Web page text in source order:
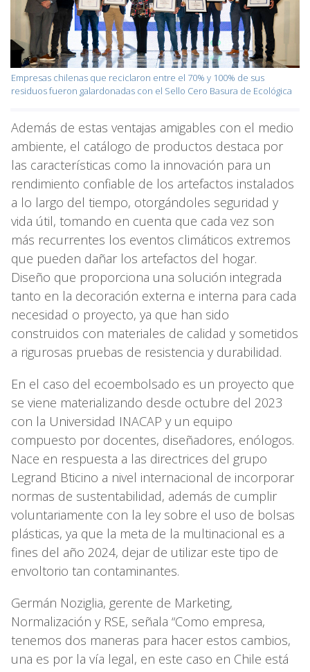
Empresas chilenas que reciclaron entre el 70% y 100% de sus
residuos fueron galardonadas con el Sello Cero Basura de Ecológica
Además de estas ventajas amigables con el medio
ambiente, el catálogo de productos destaca por
las características como la innovación para un
rendimiento confiable de los artefactos instalados
a lo largo del tiempo, otorgándoles seguridad y
vida útil, tomando en cuenta que cada vez son
más recurrentes los eventos climáticos extremos
que pueden dañar los artefactos del hogar.
Diseño que proporciona una solución integrada
tanto en la decoración externa e interna para cada
necesidad o proyecto, ya que han sido
construidos con materiales de calidad y sometidos
a rigurosas pruebas de resistencia y durabilidad.
En el caso del ecoembolsado es un proyecto que
se viene materializando desde octubre del 2023
con la Universidad INACAP y un equipo
compuesto por docentes, diseñadores, enólogos.
Nace en respuesta a las directrices del grupo
Legrand Bticino a nivel internacional de incorporar
normas de sustentabilidad, además de cumplir
voluntariamente con la ley sobre el uso de bolsas
plásticas, ya que la meta de la multinacional es a
fines del año 2024, dejar de utilizar este tipo de
envoltorio tan contaminantes.
Germán Noziglia, gerente de Marketing,
Normalización y RSE, señala “Como empresa,
tenemos dos maneras para hacer estos cambios,
una es por la vía legal, en este caso en Chile está